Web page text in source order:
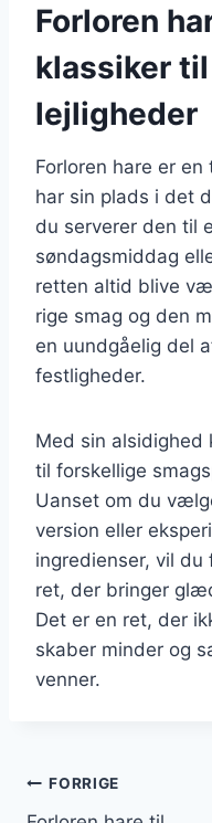
Forloren
klassiker
lejligheder
Forloren hare er
har sin plads i det
du serverer den til
søndagsmiddag
retten altid blive
rige smag og den
en uundgåelig del
festligheder.
Med sin alsidighed
til forskellige
Uanset om du
version eller
ingredienser, vil
ret, der bringer
Det er en ret, der
skaber minder og
venner.
FORRIGE